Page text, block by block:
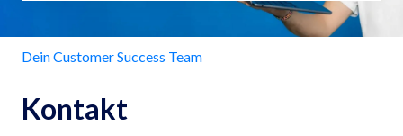
Es gibt keine Vorschläge, da das Suchfeld leer ist.
Dein Customer Success Team
Kontakt